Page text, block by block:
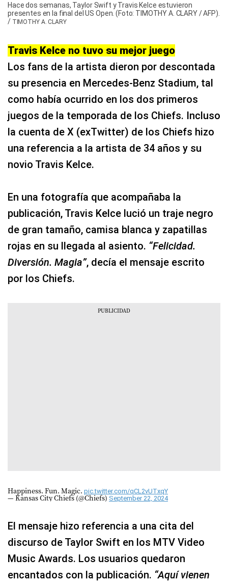
Hace dos semanas, Taylor Swift y Travis Kelce estuvieron
presentes en la final del US Open. (Foto: TIMOTHY A. CLARY / AFP).
/ TIMOTHY A. CLARY
Travis Kelce no tuvo su mejor juego
Los fans de la artista dieron por descontada
su presencia en Mercedes-Benz Stadium, tal
como había ocurrido en los dos primeros
juegos de la temporada de los Chiefs. Incluso
la cuenta de X (exTwitter) de los Chiefs hizo
una referencia a la artista de 34 años y su
novio Travis Kelce.
En una fotografía que acompañaba la
publicación, Travis Kelce lució un traje negro
de gran tamaño, camisa blanca y zapatillas
rojas en su llegada al asiento. “Felicidad.
Diversión. Magia”, decía el mensaje escrito
por los Chiefs.
Happiness. Fun. Magic. pic.twitter.com/qCL2vUTxqY
— Kansas City Chiefs (@Chiefs)September 22, 2024
El mensaje hizo referencia a una cita del
discurso de Taylor Swift en los MTV Video
Music Awards. Los usuarios quedaron
encantados con la publicación. “Aquí vienen